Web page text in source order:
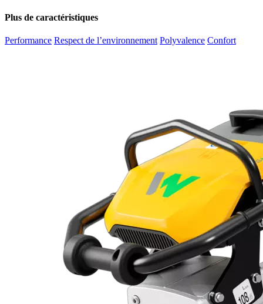
Plus de caractéristiques
Performance Respect de l’environnement Polyvalence Confort